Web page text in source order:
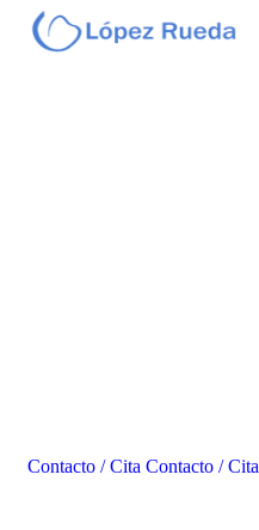
Contacto / Cita Contacto / Cita